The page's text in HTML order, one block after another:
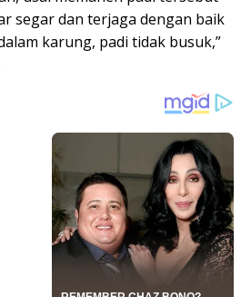
segar dan terjaga dengan baik
karung, padi tidak busuk,”